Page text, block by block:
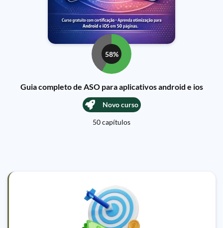
58%
Guia completo de ASO para aplicativos android e ios
Novo curso
50 capítulos